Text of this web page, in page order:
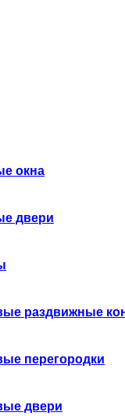
окна
двери
раздвижные
перегородки
двери